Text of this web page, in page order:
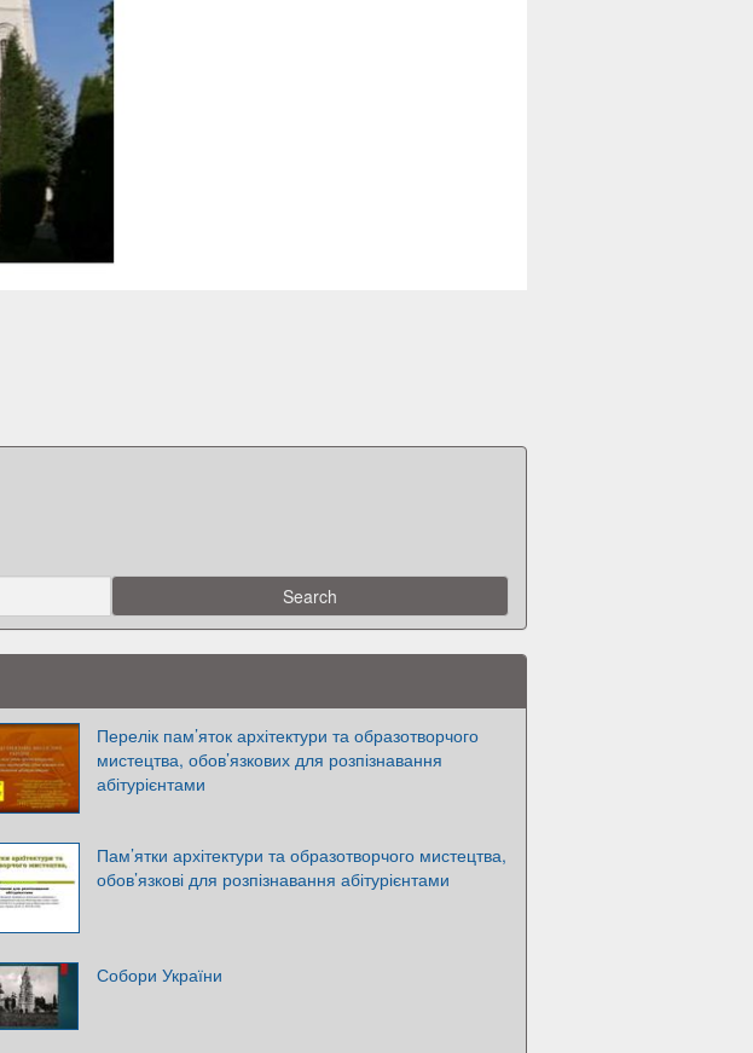
Перелік пам’яток архітектури та образотворчого
мистецтва, обов’язкових для розпізнавання
абітурієнтами
Пам’ятки архітектури та образотворчого мистецтва,
обов’язкові для розпізнавання абітурієнтами
Собори України